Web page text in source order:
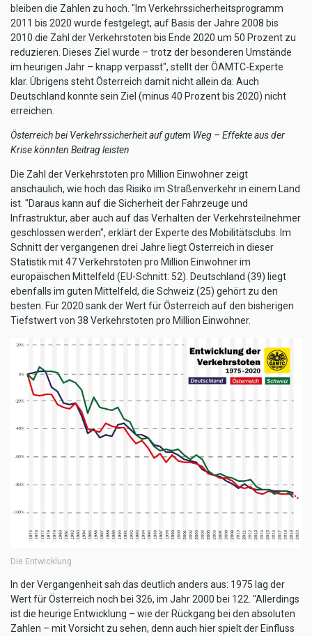
bleiben die Zahlen zu hoch. "Im Verkehrssicherheitsprogramm
2011 bis 2020 wurde festgelegt, auf Basis der Jahre 2008 bis
2010 die Zahl der Verkehrstoten bis Ende 2020 um 50 Prozent zu
reduzieren. Dieses Ziel wurde – trotz der besonderen Umstände
im heurigen Jahr – knapp verpasst", stellt der ÖAMTC-Experte
klar. Übrigens steht Österreich damit nicht allein da: Auch
Deutschland konnte sein Ziel (minus 40 Prozent bis 2020) nicht
erreichen.
Österreich bei Verkehrssicherheit auf gutem Weg – Effekte aus der
Krise könnten Beitrag leisten
Die Zahl der Verkehrstoten pro Million Einwohner zeigt
anschaulich, wie hoch das Risiko im Straßenverkehr in einem Land
ist. "Daraus kann auf die Sicherheit der Fahrzeuge und
Infrastruktur, aber auch auf das Verhalten der Verkehrsteilnehmer
geschlossen werden", erklärt der Experte des Mobilitätsclubs. Im
Schnitt der vergangenen drei Jahre liegt Österreich in dieser
Statistik mit 47 Verkehrstoten pro Million Einwohner im
europäischen Mittelfeld (EU-Schnitt: 52). Deutschland (39) liegt
ebenfalls im guten Mittelfeld, die Schweiz (25) gehört zu den
besten. Für 2020 sank der Wert für Österreich auf den bisherigen
Tiefstwert von 38 Verkehrstoten pro Million Einwohner.
Die Entwicklung
In der Vergangenheit sah das deutlich anders aus: 1975 lag der
Wert für Österreich noch bei 326, im Jahr 2000 bei 122. "Allerdings
ist die heurige Entwicklung – wie der Rückgang bei den absoluten
Zahlen – mit Vorsicht zu sehen, denn auch hier spielt der Einfluss